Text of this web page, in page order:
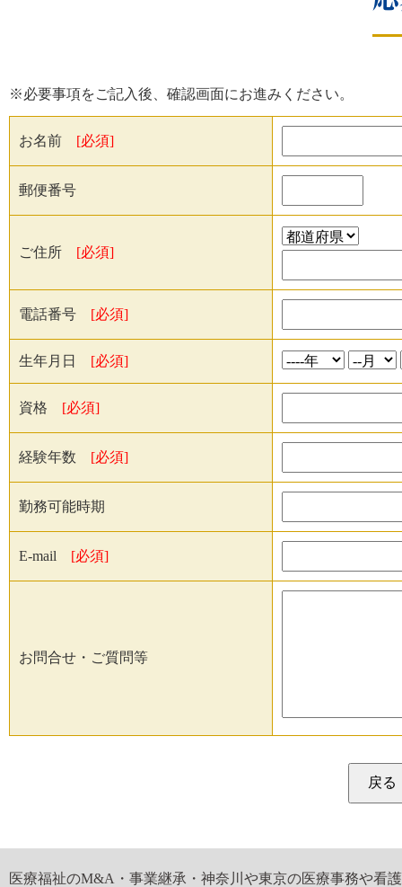
※必要事項をご記入後、確認画面にお進みください。
お名前 [必須]
郵便番号
ご住所 [必須]
電話番号 [必須]
生年月日 [必須]
資格 [必須]
経験年数 [必須]
勤務可能時期
E-mail [必須]
お問合せ・ご質問等
医療福祉のM&A・事業継承・神奈川や東京の医療事務や看